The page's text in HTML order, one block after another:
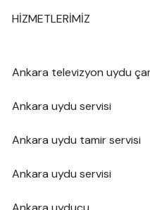
HİZMETLERİMİZ
Ankara televizyon uydu
Ankara uydu servisi
Ankara uydu tamir servisi
Ankara uydu servisi